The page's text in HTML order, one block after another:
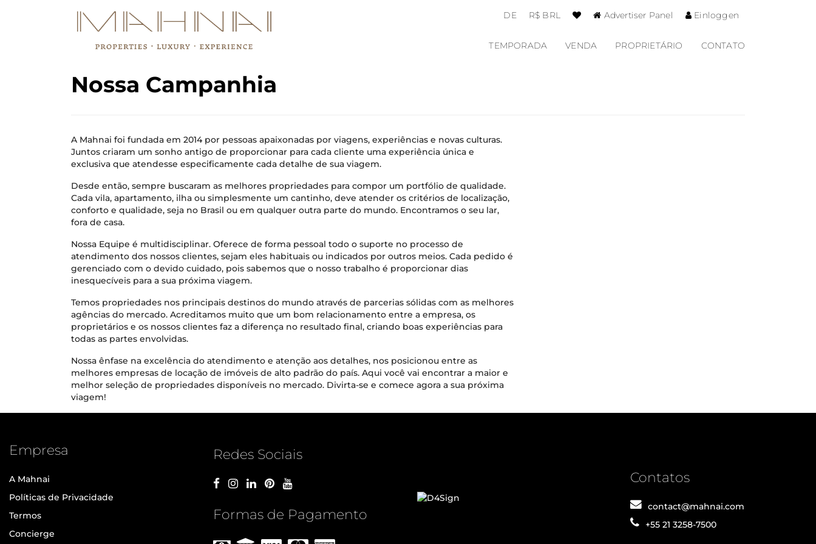
DE R$ BRL Advertiser Panel Einloggen
TEMPORADA VENDA PROPRIETÁRIO CONTATO
Nossa Campanhia
A Mahnai foi fundada em 2014 por pessoas apaixonadas por viagens, experiências e novas culturas.
Juntos criaram um sonho antigo de proporcionar para cada cliente uma experiência única e
exclusiva que atendesse especificamente cada detalhe de sua viagem.
Desde então, sempre buscaram as melhores propriedades para compor um portfólio de qualidade.
Cada vila, apartamento, ilha ou simplesmente um cantinho, deve atender os critérios de localização,
conforto e qualidade, seja no Brasil ou em qualquer outra parte do mundo. Encontramos o seu lar,
fora de casa.
Nossa Equipe é multidisciplinar. Oferece de forma pessoal todo o suporte no processo de
atendimento dos nossos clientes, sejam eles habituais ou indicados por outros meios. Cada pedido é
gerenciado com o devido cuidado, pois sabemos que o nosso trabalho é proporcionar dias
inesquecíveis para a sua próxima viagem.
Temos propriedades nos principais destinos do mundo através de parcerias sólidas com as melhores
agências do mercado. Acreditamos muito que um bom relacionamento entre a empresa, os
proprietários e os nossos clientes faz a diferença no resultado final, criando boas experiências para
todas as partes envolvidas.
Nossa ênfase na excelência do atendimento e atenção aos detalhes, nos posicionou entre as
melhores empresas de locação de imóveis de alto padrão do país. Aqui você vai encontrar a maior e
melhor seleção de propriedades disponíveis no mercado. Divirta-se e comece agora a sua próxima
viagem!
Empresa
A Mahnai
Políticas de Privacidade
Termos
Concierge
Redes Sociais
Formas de Pagamento
Contatos
contact@mahnai.com
+55 21 3258-7500